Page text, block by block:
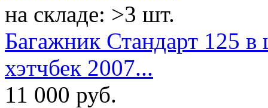
на складе: >3 шт.
Багажник Стандарт 125
хэтчбек 2007...
11 000 руб.